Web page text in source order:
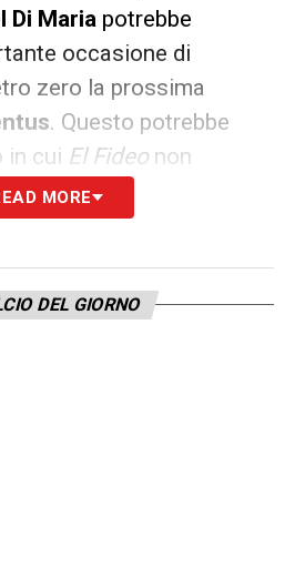
Di Maria potrebbe
occasione di
zero la prossima
. Questo potrebbe
in cui El Fideonon
il suo contratto, in
del PSG Leonardo
MORE
DEL GIORNO